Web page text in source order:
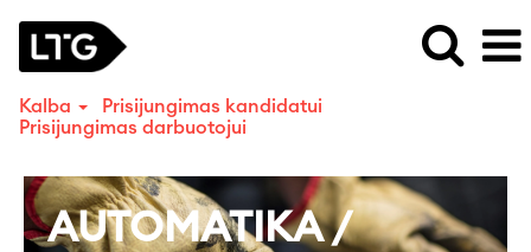
Kalba
Prisijungimas kandidatui
Prisijungimas darbuotojui
Automatika/Elektronika
AUTOMATIKA /